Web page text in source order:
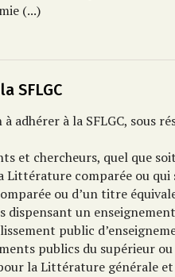
(...)
SFLGC
adhérer à la SFLGC, sous
et chercheurs, quel que
Littérature comparée ou
ou d’un titre
dispensant un
public
publics du supérieur
la Littérature générale